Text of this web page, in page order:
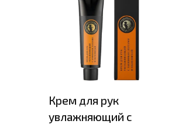
Крем для рук
увлажняющий с